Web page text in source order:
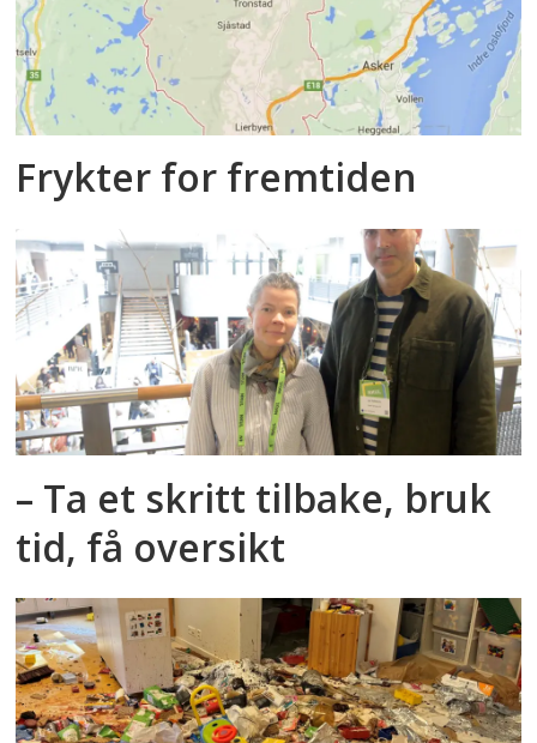
Frykter for fremtiden
– Ta et skritt tilbake, bruk
tid, få oversikt